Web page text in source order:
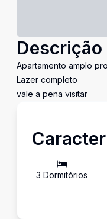
Descrição
Apartamento amplo
Lazer completo
vale a pena visitar
3 Dormitórios